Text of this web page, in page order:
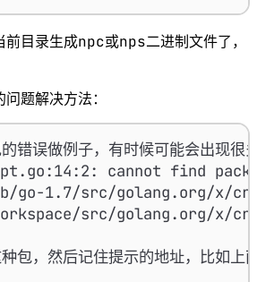
前目录生成npc或nps二进制文件了，
题解决方法：
错误做例子，有时候可能会出现很
cannot find
1.7/src/golang.org/x/
src/golang.org/x/
种包，然后记住提示的地址，比